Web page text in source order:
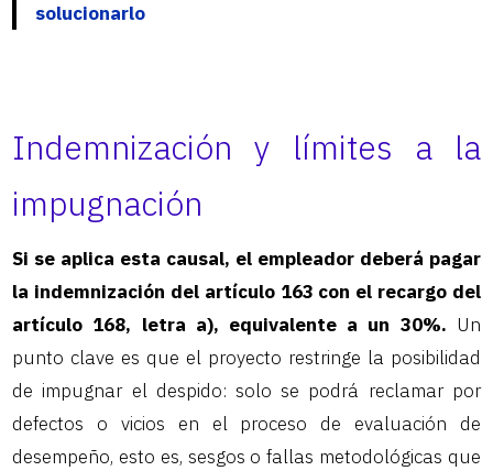
solucionarlo
Indemnización y límites a la
impugnación
Si se aplica esta causal, el empleador deberá pagar
la indemnización del artículo 163 con el recargo del
artículo 168, letra a), equivalente a un 30%. Un
punto clave es que el proyecto restringe la posibilidad
de impugnar el despido: solo se podrá reclamar por
defectos o vicios en el proceso de evaluación de
desempeño, esto es, sesgos o fallas metodológicas que